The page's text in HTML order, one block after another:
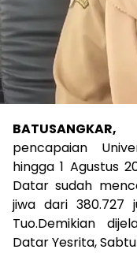
pencapaian
hingga 1 Agustus
Datar sudah
jiwa dari 380.727
Tuo.Demikian
Datar Yesrita,